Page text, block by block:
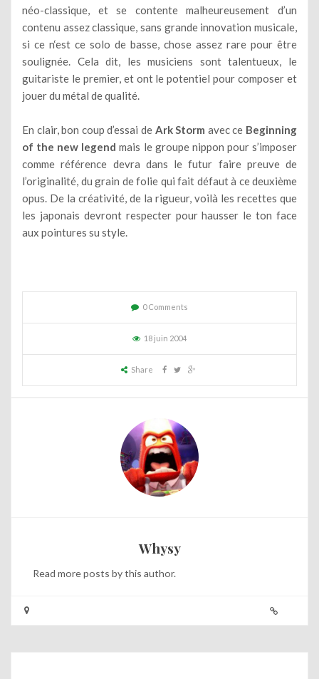
néo-classique, et se contente malheureusement d’un
contenu assez classique, sans grande innovation musicale,
si ce n‘est ce solo de basse, chose assez rare pour être
soulignée. Cela dit, les musiciens sont talentueux, le
guitariste le premier, et ont le potentiel pour composer et
jouer du métal de qualité.
En clair, bon coup d’essai de Ark Storm avec ce Beginning
of the new legend mais le groupe nippon pour s’imposer
comme référence devra dans le futur faire preuve de
l’originalité, du grain de folie qui fait défaut à ce deuxième
opus. De la créativité, de la rigueur, voilà les recettes que
les japonais devront respecter pour hausser le ton face
aux pointures su style.
0 Comments
18 juin 2004
Share
Whysy
Read more posts by this author.